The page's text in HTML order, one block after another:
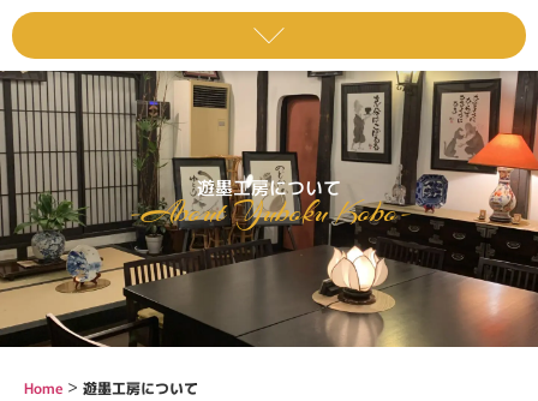
遊墨工房について
-About Yuboku Kobo-
Home > 遊墨工房について